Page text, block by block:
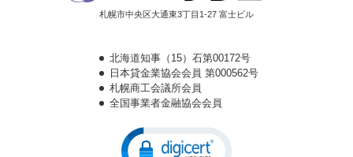
札幌市中央区大通東3丁目1-27 富士ビル
北海道知事（15）石第00172号
日本貸金業協会会員 第000562号
札幌商工会議所会員
全国事業者金融協会会員